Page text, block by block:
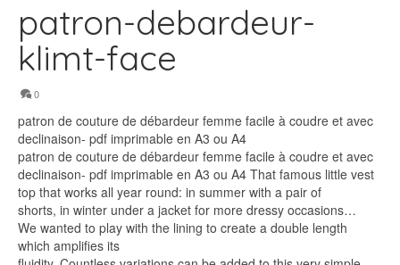
patron-debardeur-
klimt-face
0
patron de couture de débardeur femme facile à coudre et avec
declinaison- pdf imprimable en A3 ou A4
patron de couture de débardeur femme facile à coudre et avec
declinaison- pdf imprimable en A3 ou A4 That famous little vest
top that works all year round: in summer with a pair of
shorts, in winter under a jacket for more dressy occasions…
We wanted to play with the lining to create a double length
which amplifies its